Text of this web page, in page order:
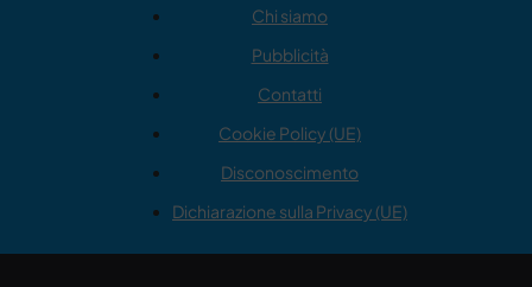
Chi siamo
Pubblicità
Contatti
Cookie Policy (UE)
Disconoscimento
Dichiarazione sulla Privacy (UE)